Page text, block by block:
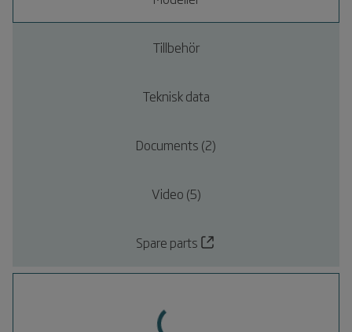
Tillbehör
Teknisk data
Documents (2)
Video (5)
Spare parts